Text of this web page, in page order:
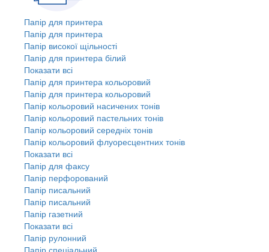
Папір для принтера
Папір для принтера
Папір високої щільності
Папір для принтера білий
Показати всі
Папір для принтера кольоровий
Папір для принтера кольоровий
Папір кольоровий насичених тонів
Папір кольоровий пастельних тонів
Папір кольоровий середніх тонів
Папір кольоровий флуоресцентних тонів
Показати всі
Папір для факсу
Папір перфорований
Папір писальний
Папір писальний
Папір газетний
Показати всі
Папір рулонний
Папір спеціальний